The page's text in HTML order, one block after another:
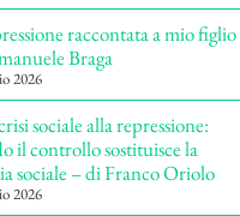
raccontata a mio figlio
Braga
2026
sociale alla repressione:
il controllo sostituisce la
sociale – di Franco Oriolo
2026